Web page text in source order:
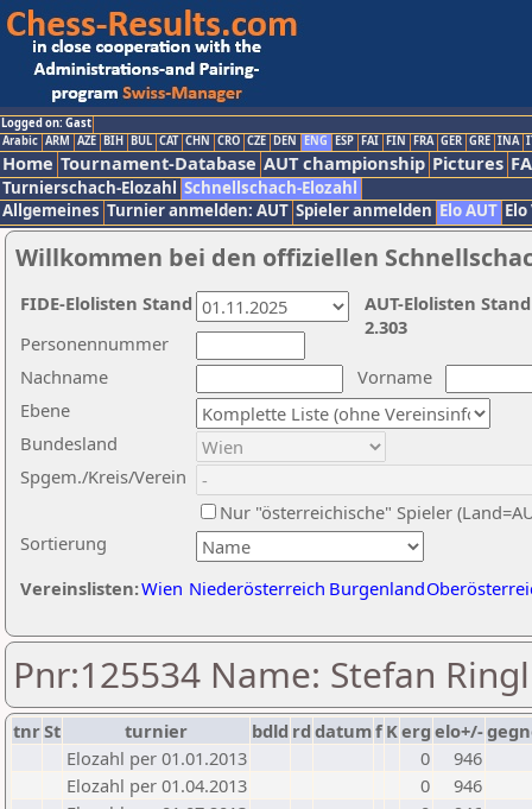
Logged on: Gast
Arabic ARM AZE BIH BUL CAT CHN CRO CZE DEN ENG ESP FAI FIN FRA GER GRE INA
Home Tournament-Database AUT championship Pictures
Turnierschach-Elozahl Schnellschach-Elozahl
Allgemeines Turnier anmelden: AUT Spieler anmelden Elo AUT
Willkommen bei den offiziellen
Nachname
Vorname
Ebene
Sortierung
Personennummer
Bundesland
Spgem./Kreis/Verein
Nur "österreichische" Spieler
Vereinslisten:Wien Niederösterreich Burgenland
AUT-Elolisten
2.303
FIDE-Elolisten Stand
Pnr:125534 Name: Stefan Ringl
tnrSt turnier bdld rd datumf Kerg elo+/-
Elozahl per 01.01.2013
0
946
Elozahl per 01.04.2013
0
946